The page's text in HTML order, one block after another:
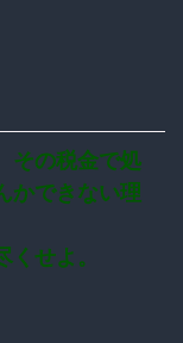
その税金で処
かできない理
せよ。